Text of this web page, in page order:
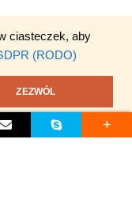
ciasteczek, aby
(RODO)
ZEZWÓL